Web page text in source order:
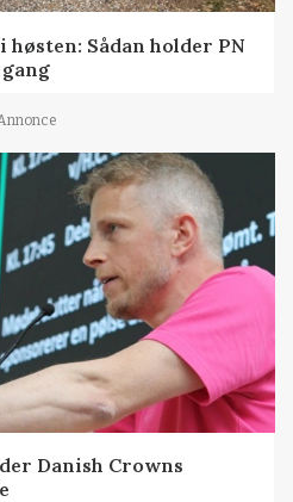
Sådan holder PN
Danish Crowns